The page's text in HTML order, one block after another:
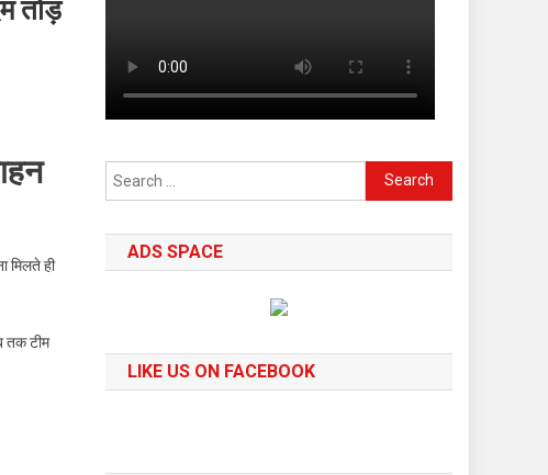
तोड़
मिलते ही
तक टीम
Search
for:
ADS SPACE
LIKE US ON FACEBOOK